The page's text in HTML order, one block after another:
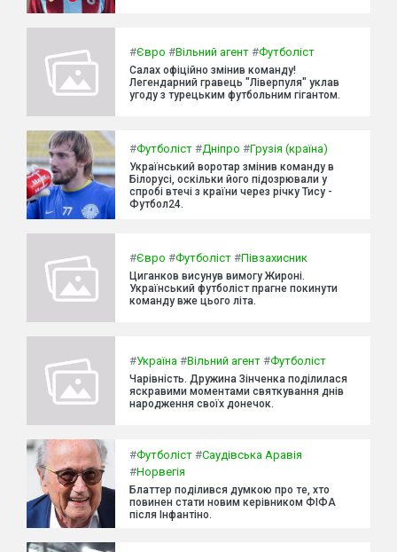
#Євро #Вільний агент #Футболіст
Салах офіційно змінив команду!
Легендарний гравець "Ліверпуля" уклав
угоду з турецьким футбольним гігантом.
#Футболіст #Дніпро #Грузія (країна)
Український воротар змінив команду в
Білорусі, оскільки його підозрювали у
спробі втечі з країни через річку Тису -
Футбол24.
#Євро #Футболіст #Півзахисник
Циганков висунув вимогу Жироні.
Український футболіст прагне покинути
команду вже цього літа.
#Україна #Вільний агент #Футболіст
Чарівність. Дружина Зінченка поділилася
яскравими моментами святкування днів
народження своїх донечок.
#Футболіст #Саудівська Аравія
#Норвегія
Блаттер поділився думкою про те, хто
повинен стати новим керівником ФІФА
після Інфантіно.